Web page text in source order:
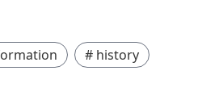
# history